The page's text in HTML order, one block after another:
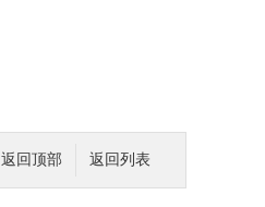
返回列表
返回顶部